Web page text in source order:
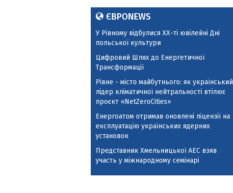
ЄВРОNEWS
У Рівному відбулися ХХ-ті ювілейні Дні
польської культури
Цифровий Шлях до Енергетичної
Трансформації
Рівне - місто майбутнього: як український
лідер кліматичної нейтральності втілює
проєкт «NetZeroCities»
Енергоатом отримав оновлені ліцензії на
експлуатацію українських ядерних
установок
Представник Хмельницької АЕС взяв
участь у міжнародному семінарі